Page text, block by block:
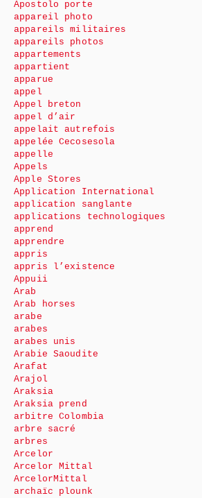
Apostolo porte
appareil photo
appareils militaires
appareils photos
appartements
appartient
apparue
appel
Appel breton
appel d’air
appelait autrefois
appelée Cecosesola
appelle
Appels
Apple Stores
Application International
application sanglante
applications technologiques
apprend
apprendre
appris
appris l’existence
Appuii
Arab
Arab horses
arabe
arabes
arabes unis
Arabie Saoudite
Arafat
Arajol
Araksia
Araksia prend
arbitre Colombia
arbre sacré
arbres
Arcelor
Arcelor Mittal
ArcelorMittal
archaïc plounk